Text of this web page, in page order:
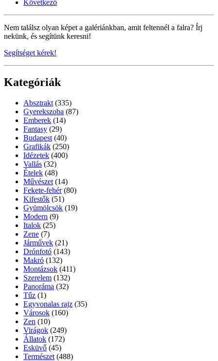
Következő
Nem találsz olyan képet a galériánkban, amit feltennél a falra? Írj
nekünk, és segítünk keresni!
Segítséget kérek!
Kategóriák
Absztrakt (335)
Gyerekszoba (87)
Emberek (14)
Fantasy (29)
Budapest (40)
Grafikák (250)
Idézetek (400)
Vallás (32)
Ételek (48)
Művészet (14)
Fekete-fehér (80)
Kifestők (51)
Gyümölcsök (19)
Modern (9)
Italok (25)
Zene (7)
Járművek (21)
Drónfotó (143)
Makró (132)
Montázsok (411)
Szerelem (132)
Panoráma (32)
Tűz (1)
Egyvonalas rajz (35)
Városok (160)
Zen (10)
Virágok (249)
Állatok (172)
Esküvő (45)
Természet (488)